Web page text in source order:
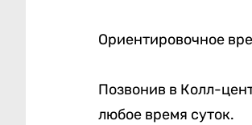
Ориентировочное
Позвонив в Колл-
любое время суток.